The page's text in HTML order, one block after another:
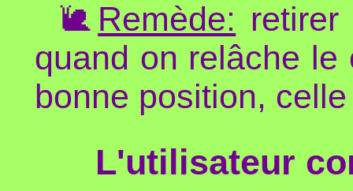
🐌 Remède:
quand on relâche
bonne position,
L'utilisateur